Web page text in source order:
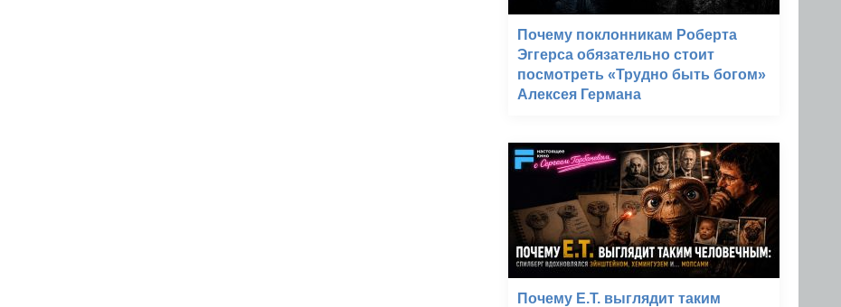
Почему поклонникам Роберта
Эггерса обязательно стоит
посмотреть «Трудно быть богом»
Алексея Германа
Почему E.T. выглядит таким